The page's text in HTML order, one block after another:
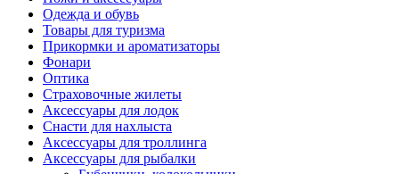
Одежда и обувь
Товары для туризма
Прикормки и ароматизаторы
Фонари
Оптика
Страховочные жилеты
Аксессуары для лодок
Снасти для нахлыста
Аксессуары для троллинга
Аксессуары для рыбалки